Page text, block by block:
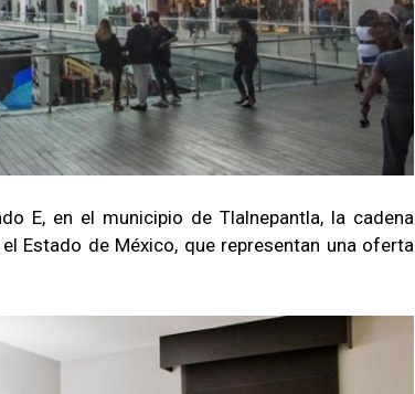
E, en el municipio de Tlalnepantla, la cadena
Estado de México, que representan una oferta